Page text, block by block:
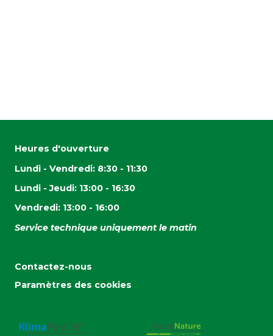
Heures d'ouverture
Lundi - Vendredi: 8:30 - 11:30
Lundi - Jeudi: 13:00 - 16:30
Vendredi: 13:00 - 16:00
Service technique uniquement le matin
Contactez-nous
Paramètres des cookies